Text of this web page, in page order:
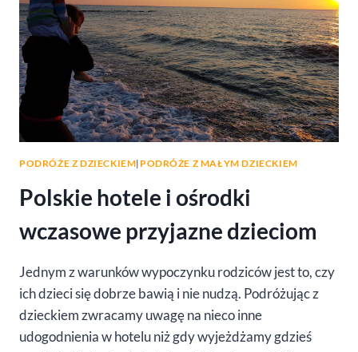
PODRÓŻE Z DZIECKIEM| PODRÓŻE Z MAŁYM DZIECKIEM
Polskie hotele i ośrodki
wczasowe przyjazne dzieciom
Jednym z warunków wypoczynku rodziców jest to, czy
ich dzieci się dobrze bawią i nie nudzą. Podróżując z
dzieckiem zwracamy uwagę na nieco inne
udogodnienia w hotelu niż gdy wyjeżdżamy gdzieś